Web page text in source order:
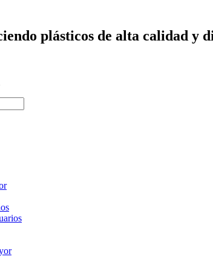
plásticos de alta calidad y